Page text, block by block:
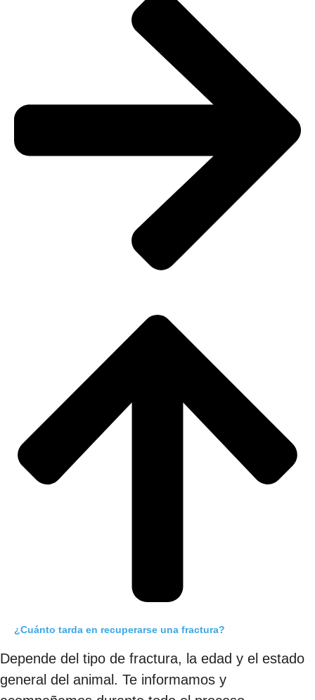
¿Cuánto tarda en recuperarse una fractura?
Depende del tipo de fractura, la edad y el estado
general del animal. Te informamos y